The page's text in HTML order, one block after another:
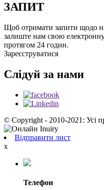
ЗАПИТ
Щоб отримати запити щодо
залиште нам свою
протягом 24 годин.
Зареєструватися
Слідуй за нами
© Copyright - 2010-2021: Усі
Відправити лист
x
Телефон